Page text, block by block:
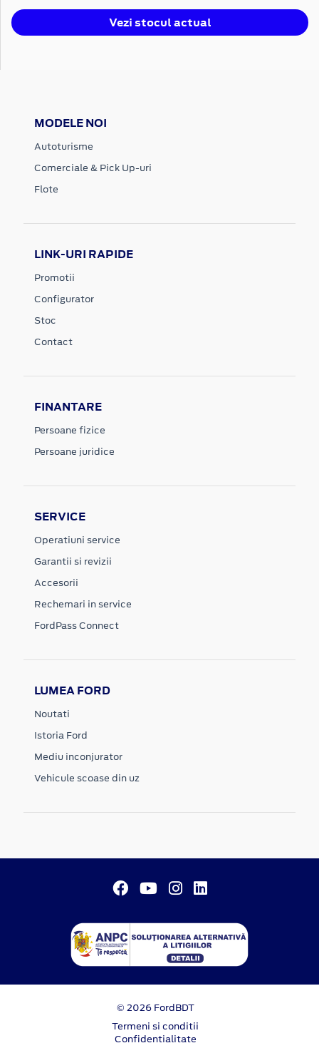
Vezi stocul actual
MODELE NOI
Autoturisme
Comerciale & Pick Up-uri
Flote
LINK-URI RAPIDE
Promotii
Configurator
Stoc
Contact
FINANTARE
Persoane fizice
Persoane juridice
SERVICE
Operatiuni service
Garantii si revizii
Accesorii
Rechemari in service
FordPass Connect
LUMEA FORD
Noutati
Istoria Ford
Mediu inconjurator
Vehicule scoase din uz
© 2026 FordBDT
Termeni si conditii
Confidentialitate